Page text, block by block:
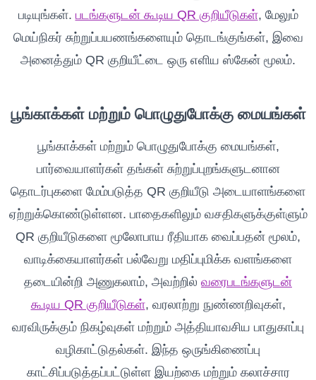
படியுங்கள். படங்களுடன் கூடிய QR குறியீடுகள், மேலும்
மெய்நிகர் சுற்றுப்பயணங்களையும் தொடங்குங்கள், இவை
அனைத்தும் QR குறியீட்டை ஒரு எளிய ஸ்கேன் மூலம்.
பூங்காக்கள் மற்றும் பொழுதுபோக்கு மையங்கள்
பூங்காக்கள் மற்றும் பொழுதுபோக்கு மையங்கள்,
பார்வையாளர்கள் தங்கள் சுற்றுப்புறங்களுடனான
தொடர்புகளை மேம்படுத்த QR குறியீடு அடையாளங்களை
ஏற்றுக்கொண்டுள்ளன. பாதைகளிலும் வசதிகளுக்குள்ளும்
QR குறியீடுகளை மூலோபாய ரீதியாக வைப்பதன் மூலம்,
வாடிக்கையாளர்கள் பல்வேறு மதிப்புமிக்க வளங்களை
தடையின்றி அணுகலாம், அவற்றில் வரைபடங்களுடன்
கூடிய QR குறியீடுகள், வரலாற்று நுண்ணறிவுகள்,
வரவிருக்கும் நிகழ்வுகள் மற்றும் அத்தியாவசிய பாதுகாப்பு
வழிகாட்டுதல்கள். இந்த ஒருங்கிணைப்பு
காட்சிப்படுத்தப்பட்டுள்ள இயற்கை மற்றும் கலாச்சார